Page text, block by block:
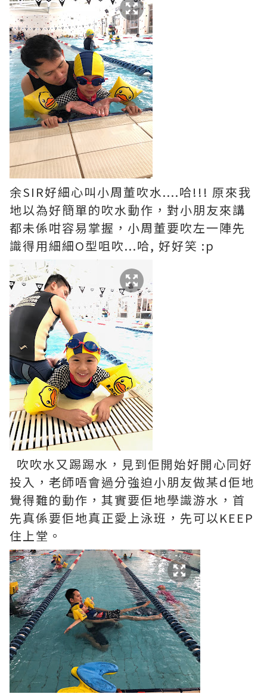
余SIR好細心叫小周董吹水....哈!!! 原來我
地以為好簡單的吹水動作，對小朋友來講
都未係咁容易掌握，小周董要吹左一陣先
識得用細細O型咀吹...哈, 好好笑 :p
吹吹水又踢踢水，見到佢開始好開心同好
投入，老師唔會過分強迫小朋友做某d佢地
覺得難的動作，其實要佢地學識游水，首
先真係要佢地真正愛上泳班，先可以KEEP
住上堂。